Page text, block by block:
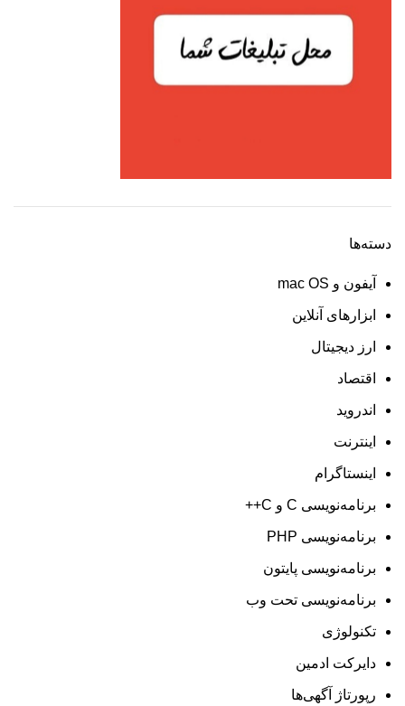
دسته‌ها
آیفون و mac OS
ابزارهای آنلاین
ارز دیجیتال
اقتصاد
اندروید
اینترنت
اینستاگرام
برنامه‌نویسی C و C++
برنامه‌نویسی PHP
برنامه‌نویسی پایتون
برنامه‌نویسی تحت وب
تکنولوژی
دایرکت ادمین
رپورتاژ آگهی‌ها